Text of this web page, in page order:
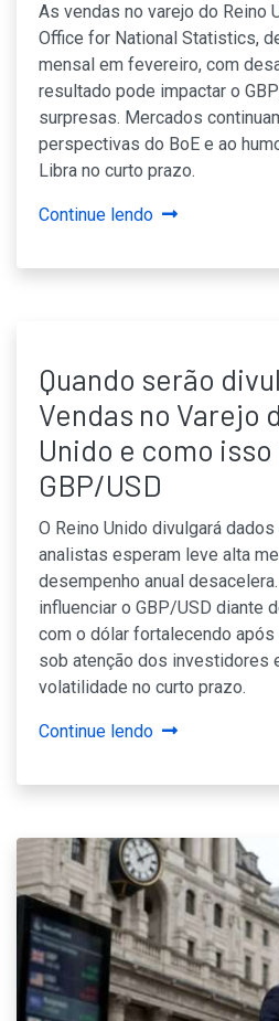
As vendas no varejo do Reino
Office for National Statistics,
mensal em fevereiro, com
resultado pode impactar o
surpresas. Mercados
perspectivas do BoE e ao
Libra no curto prazo.
Continue lendo
Quando serão
Vendas no Varejo
Unido e como
GBP/USD
O Reino Unido divulgará
analistas esperam leve alta
desempenho anual
influenciar o GBP/USD diante
com o dólar fortalecendo após
sob atenção dos investidores
volatilidade no curto prazo.
Continue lendo